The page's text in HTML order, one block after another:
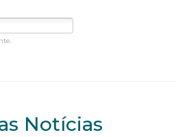
Notícias